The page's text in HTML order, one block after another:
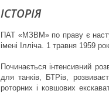
ІСТОРІЯ
ПАТ «МЗВМ» по праву є
імені Ілліча. 1 травня 1959
Починається інтенсивний
для танків, БТРів,
роторних і ковшових